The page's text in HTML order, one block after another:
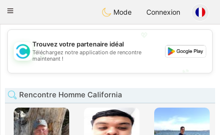
olombiaCitas
Toggle
Mode Connexion
💖
💕
Trouvez votre partenaire idéal
Téléchargez notre application de rencontre
maintenant !
Rencontre Homme California